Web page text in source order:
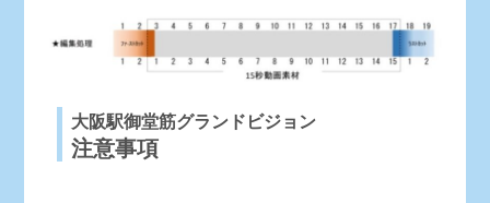
大阪駅御堂筋グランドビジョン
注意事項